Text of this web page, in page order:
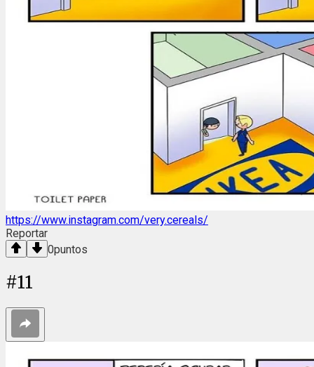
https://www.instagram.com/very.cereals/
Reportar
0puntos
#11